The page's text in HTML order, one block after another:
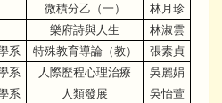
微積分乙（一）
林月珍
樂府詩與人生
林淑雲
系 特殊教育導論（教）
張素貞
系 人際歷程心理治療
吳麗娟
系 人類發展 吳怡萱